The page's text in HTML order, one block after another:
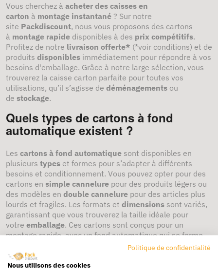
Vous cherchez à acheter des caisses en
carton à montage instantané ? Sur notre
site Packdiscount, nous vous proposons des cartons
à montage rapide disponibles à des prix compétitifs.
Profitez de notre livraison offerte* (*voir conditions) et de
produits disponibles immédiatement pour répondre à vos
besoins d'emballage. Grâce à notre large sélection, vous
trouverez la caisse carton parfaite pour toutes vos
utilisations, qu’il s’agisse de déménagements ou
de stockage.
Quels types de cartons à fond
automatique existent ?
Les cartons à fond automatique sont disponibles en
plusieurs types et formes pour s’adapter à différents
besoins et conditionnement. Vous pouvez opter pour des
cartons en simple cannelure pour des produits légers ou
des modèles en double cannelure pour des articles plus
lourds et fragiles. Les formats et dimensions sont variés,
garantissant que vous trouverez la taille idéale pour
votre emballage. Ces cartons sont conçus pour un
montage rapide, avec un fond automatique qui se ferme
Comment utiliser un carton de
Politique de confidentialité
Nous utilisons des cookies